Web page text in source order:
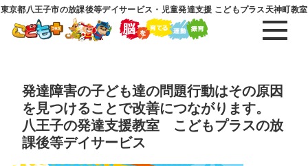
東京都八王子市の放課後等デイサービス・児童発達支援 こどもプラス天神町教室
発達障害の子ども達の問題行動はその原因
を見つけることで改善につながります。
八王子の発達支援教室 こどもプラスの放
課後等デイサービス